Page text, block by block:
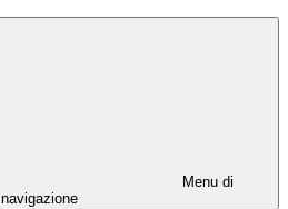
Menu di
navigazione